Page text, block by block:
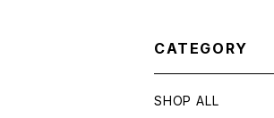
CATEGORY
SHOP ALL